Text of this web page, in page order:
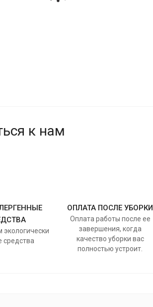
к нам
экологически
средства
ОПЛАТА ПОСЛЕ УБОРКИ
Оплата работы после ее
завершения, когда
качество уборки вас
полностью устроит.